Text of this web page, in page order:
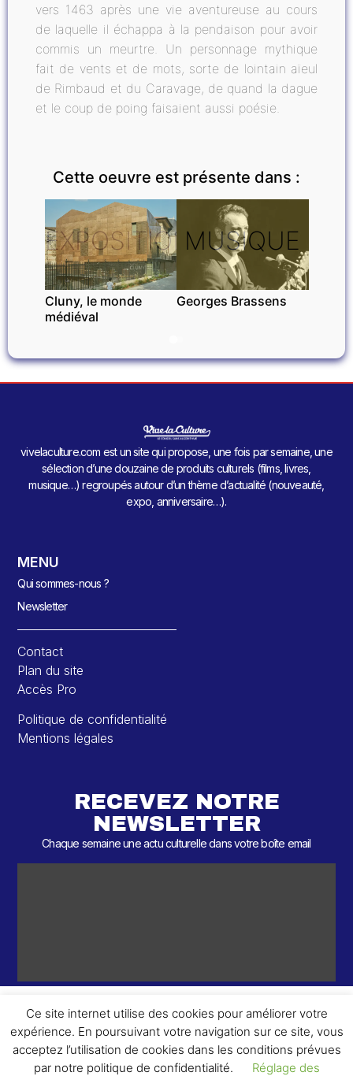
vers 1463 après une vie aventureuse au cours
de laquelle il échappa à la pendaison pour avoir
commis un meurtre. Un personnage mythique
fait de vents et de mots, sorte de lointain aïeul
de Rimbaud et du Caravage, de quand la dague
et le coup de poing faisaient aussi poésie.
Cette oeuvre est présente dans :
EXPOSITIONS
Cluny, le monde
médiéval
MUSIQUE
Georges Brassens
vivelaculture.com est un site qui propose, une fois par semaine, une
sélection d’une douzaine de produits culturels (films, livres,
musique…) regroupés autour d’un thème d’actualité (nouveauté,
expo, anniversaire…).
MENU
Qui sommes-nous ?
Newsletter
Contact
Plan du site
Accès Pro
Politique de confidentialité
Mentions légales
RECEVEZ NOTRE
NEWSLETTER
Chaque semaine une actu culturelle dans votre boîte email
© 2026 – 2 ème Round – Tous droits réservés.
Ce site internet utilise des cookies pour améliorer votre
expérience. En poursuivant votre navigation sur ce site, vous
acceptez l’utilisation de cookies dans les conditions prévues
par notre politique de confidentialité.
Réglage des